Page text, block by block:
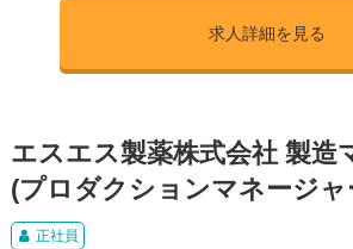
求人詳細を見る
エスエス製薬株式会社 製造
(プロダクションマネージャ
正社員